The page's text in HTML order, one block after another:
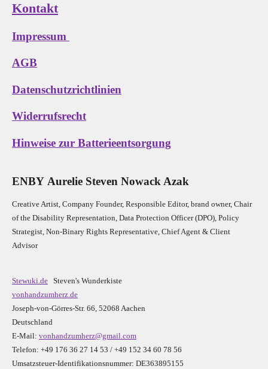
Kontakt
Impressum
AGB
Datenschutzrichtlinien
Widerrufsrecht
Hinweise zur Batterieentsorgung
ENBY Aurelie Steven Nowack Azak
Creative Artist, Company Founder, Responsible Editor, brand owner, Chair
of the Disability Representation, Data Protection Officer (DPO), Policy
Strategist, Non-Binary Rights Representative, Chief Agent & Client
Advisor
Stewuki.de Steven's Wunderkiste
vonhandzumherz.de
Joseph-von-Görres-Str. 66, 52068 Aachen
Deutschland
E-Mail: vonhandzumherz@gmail.com
Telefon: +49 176 36 27 14 53 / +49 152 34 60 78 56
Umsatzsteuer-Identifikationsnummer: DE363895155